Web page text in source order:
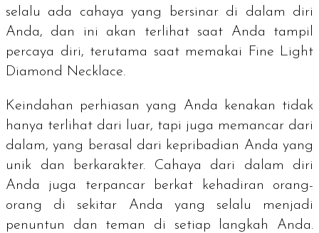
selalu ada cahaya yang bersinar di dalam diri
Anda, dan ini akan terlihat saat Anda tampil
percaya diri, terutama saat memakai Fine Light
Diamond Necklace.
Keindahan perhiasan yang Anda kenakan tidak
hanya terlihat dari luar, tapi juga memancar dari
dalam, yang berasal dari kepribadian Anda yang
unik dan berkarakter. Cahaya dari dalam diri
Anda juga terpancar berkat kehadiran orang-
orang di sekitar Anda yang selalu menjadi
penuntun dan teman di setiap langkah Anda.